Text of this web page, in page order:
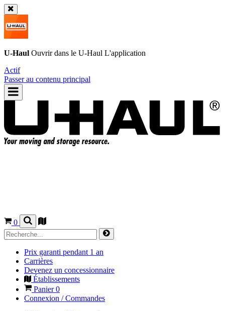
U-Haul Ouvrir dans le U-Haul L'application
Actif
Passer au contenu principal
0
Prix garanti pendant 1 an
Carrières
Devenez un concessionnaire
Établissements
Panier0
Connexion / Commandes